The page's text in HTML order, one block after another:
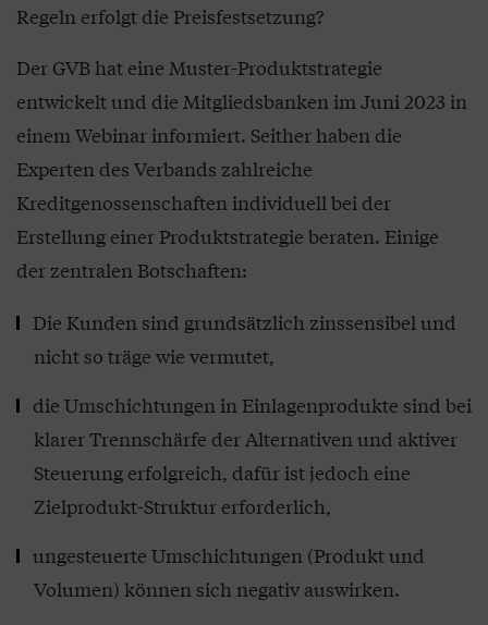
Regeln erfolgt die Preisfestsetzung?
Der GVB hat eine Muster-Produktstrategie
entwickelt und die Mitgliedsbanken im Juni 2023 in
einem Webinar informiert. Seither haben die
Experten des Verbands zahlreiche
Kreditgenossenschaften individuell bei der
Erstellung einer Produktstrategie beraten. Einige
der zentralen Botschaften:
Die Kunden sind grundsätzlich zinssensibel und
nicht so träge wie vermutet,
die Umschichtungen in Einlagenprodukte sind bei
klarer Trennschärfe der Alternativen und aktiver
Steuerung erfolgreich, dafür ist jedoch eine
Zielprodukt-Struktur erforderlich,
ungesteuerte Umschichtungen (Produkt und
Volumen) können sich negativ auswirken.